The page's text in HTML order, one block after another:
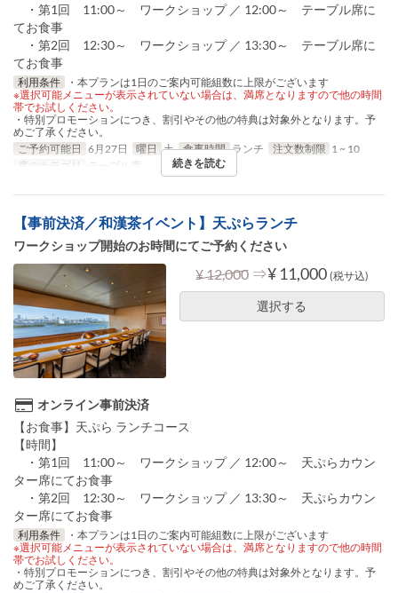
・第1回 11:00～ ワークショップ ／ 12:00～ テーブル席に
てお食事
・第2回 12:30～ ワークショップ ／ 13:30～ テーブル席に
てお食事
利用条件
・本プランは1日のご案内可能組数に上限がございます
※選択可能メニューが表示されていない場合は、満席となりますので他の時間
帯でお試しください。
・特別プロモーションにつき、割引やその他の特典は対象外となります。予
めご了承ください。
ご予約可能日 6月27日 曜日 土 食事時間 ランチ 注文数制限 1 ~ 10
席のカテゴリ
テーブル席 続きを読む
【事前決済／和漢茶イベント】天ぷらランチ
ワークショップ開始のお時間にてご予約ください
¥ 12,000 ⇒¥ 11,000 (税サ込)
選択する
オンライン事前決済
【お食事】天ぷら ランチコース
【時間】
・第1回 11:00～ ワークショップ ／ 12:00～ 天ぷらカウン
ター席にてお食事
・第2回 12:30～ ワークショップ ／ 13:30～ 天ぷらカウン
ター席にてお食事
利用条件
・本プランは1日のご案内可能組数に上限がございます
※選択可能メニューが表示されていない場合は、満席となりますので他の時間
帯でお試しください。
・特別プロモーションにつき、割引やその他の特典は対象外となります。予
めご了承ください。